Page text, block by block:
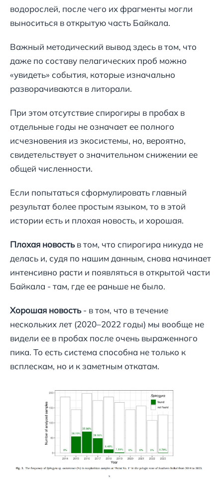
водорослей, после чего их фрагменты могли
выноситься в открытую часть Байкала.
Важный методический вывод здесь в том, что
даже по составу пелагических проб можно
«увидеть» события, которые изначально
разворачиваются в литорали.
При этом отсутствие спирогиры в пробах в
отдельные годы не означает ее полного
исчезновения из экосистемы, но, вероятно,
свидетельствует о значительном снижении ее
общей численности.
Если попытаться сформулировать главный
результат более простым языком, то в этой
истории есть и плохая новость, и хорошая.
Плохая новостьв том, что спирогира никуда не
делась и, судя по нашим данным, снова начинает
интенсивно расти и появляться в открытой части
Байкала - там, где ее раньше не было.
Хорошая новость- в том, что в течение
нескольких лет (2020–2022 годы) мы вообще не
видели ее в пробах после очень выраженного
пика. То есть система способна не только к
всплескам, но и к заметным откатам.